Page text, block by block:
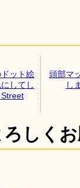
ドット絵
してし
頭部マ
し
しく